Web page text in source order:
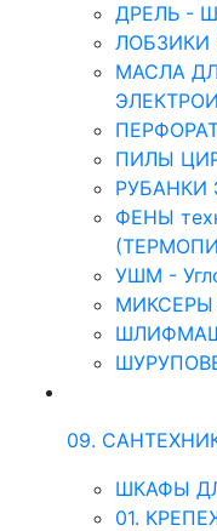
ДРЕЛЬ -
ЛОБЗИКИ
МАСЛА
ПИЛЫ
РУБАНКИ
ФЕНЫ
УШМ -
МИКСЕРЫ
09.
ШКАФЫ
01.